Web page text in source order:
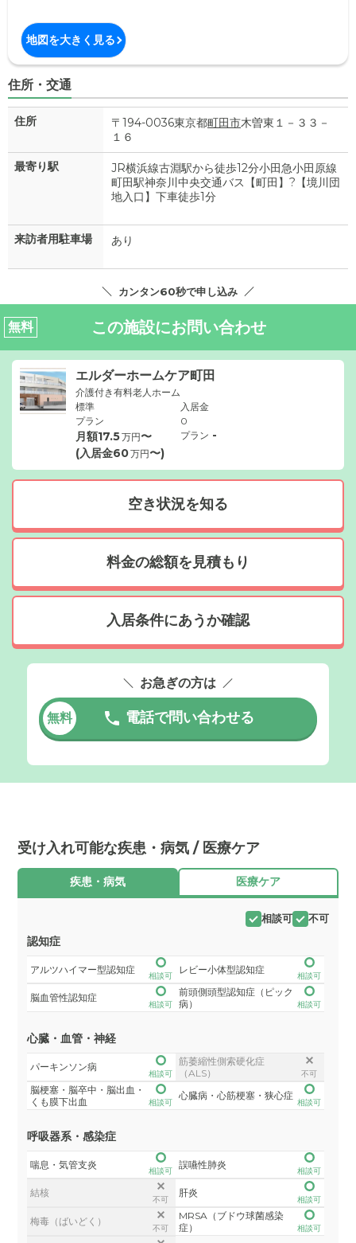
地図を大きく見る
住所・交通
住所 〒194-0036東京都町田市木曽東１－３３－
１６
最寄り駅
JR横浜線古淵駅から徒歩12分小田急小田原線
町田駅神奈川中央交通バス【町田】?【境川団
地入口】下車徒歩1分
来訪者用駐車場 あり
カンタン60秒で申し込み
無料 この施設にお問い合わせ
エルダーホームケア町田
介護付き有料老人ホーム
標準
プラン
月額17.5万円〜
(入居金60万円〜)
入居金
0
プラン -
空き状況を知る
料金の総額を見積もり
入居条件にあうか確認
お急ぎの方は
無料 電話で問い合わせる
受け入れ可能な疾患・病気 / 医療ケア
疾患・病気 医療ケア
相談可 不可
認知症
アルツハイマー型認知症
相談可
レビー小体型認知症
相談可
脳血管性認知症
相談可
前頭側頭型認知症（ピック
病）
相談可
心臓・血管・神経
パーキンソン病
相談可
筋萎縮性側索硬化症
（ALS）
不可
脳梗塞・脳卒中・脳出血・
くも膜下出血
相談可
心臓病・心筋梗塞・狭心症
相談可
呼吸器系・感染症
喘息・気管支炎
相談可
誤嚥性肺炎
相談可
結核
不可
肝炎
相談可
梅毒（ばいどく）
不可
MRSA（ブドウ球菌感染
症）
相談可